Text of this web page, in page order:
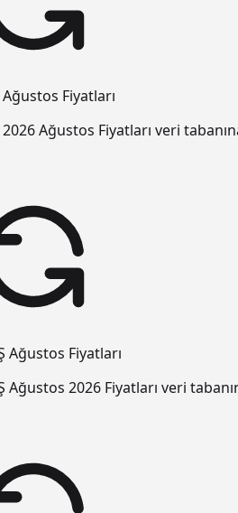
Fiyatları
2026 Ağustos Fiyatları veri
Ağustos Fiyatları
Ağustos 2026 Fiyatları veri